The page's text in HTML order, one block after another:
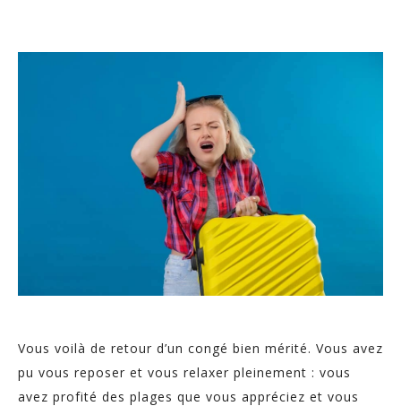
Vous voilà de retour d’un congé bien mérité. Vous avez
pu vous reposer et vous relaxer pleinement : vous
avez profité des plages que vous appréciez et vous